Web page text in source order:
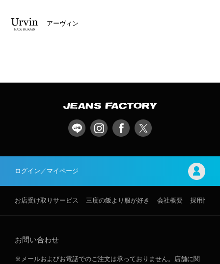
アーヴィン
ログイン／マイページ
お店受け取りサービス 三度の飯より服が好き 会社概要 採用情報
お問い合わせ
※メールおよびお電話でのご注文は承っておりません。店舗に関